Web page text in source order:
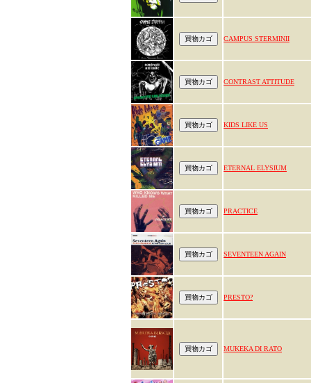
CAMPUS STERMINII
CONTRAST ATTITUDE
KIDS LIKE US
ETERNAL ELYSIUM
PRACTICE
SEVENTEEN AGAIN
PRESTO?
MUKEKA DI RATO